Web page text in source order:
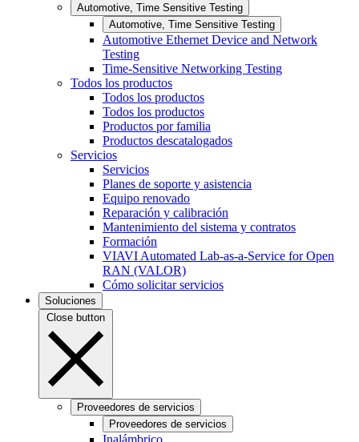
Automotive, Time Sensitive Testing
Automotive, Time Sensitive Testing
Automotive Ethernet Device and Network
Testing
Time-Sensitive Networking Testing
Todos los productos
Todos los productos
Todos los productos
Productos por familia
Productos descatalogados
Servicios
Servicios
Planes de soporte y asistencia
Equipo renovado
Reparación y calibración
Mantenimiento del sistema y contratos
Formación
VIAVI Automated Lab-as-a-Service for Open
RAN (VALOR)
Cómo solicitar servicios
Soluciones
Close button
Proveedores de servicios
Proveedores de servicios